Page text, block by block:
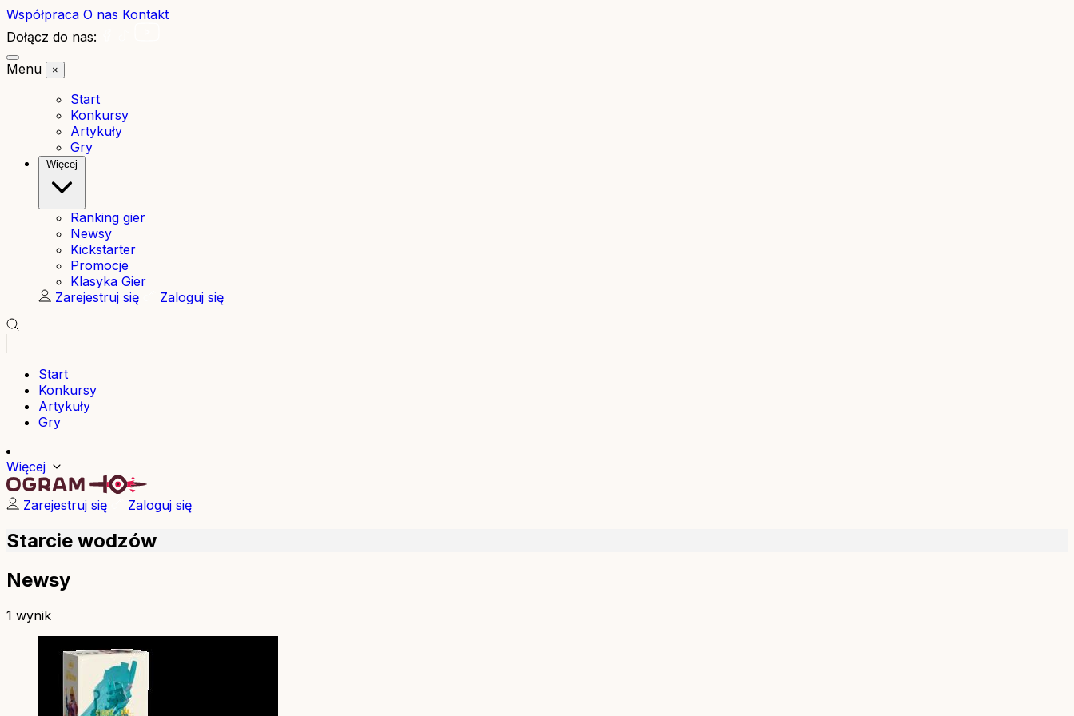
Współpraca O nas Kontakt
Dołącz do nas:
Menu
×
Start
Konkursy
Artykuły
Gry
Więcej
Ranking gier
Newsy
Kickstarter
Promocje
Klasyka Gier
Zarejestruj się
Zaloguj się
Start
Konkursy
Artykuły
Gry
Więcej
Zarejestruj się Zaloguj się
Starcie wodzów
Newsy
1 wynik